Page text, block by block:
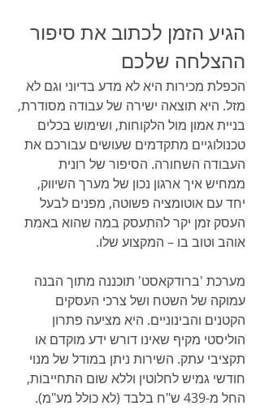
הגיע הזמן לכתוב את סיפור
ההצלחה שלכם
הכפלת מכירות היא לא מדע בדיוני וגם לא
מזל. היא תוצאה ישירה של עבודה מסודרת,
בניית אמון מול הלקוחות, ושימוש בכלים
טכנולוגיים מתקדמים שעושים עבורכם את
העבודה השחורה. הסיפור של רונית
ממחיש איך ארגון נכון של מערך השיווק,
יחד עם אוטומציה פשוטה, מפנים לבעל
העסק זמן יקר להתעסק במה שהוא באמת
אוהב וטוב בו – המקצוע שלו.
מערכת 'ברודקאסט' תוכננה מתוך הבנה
עמוקה של השטח ושל צרכי העסקים
הקטנים והבינוניים. היא מציעה פתרון
הוליסטי מקיף שאינו דורש ידע מוקדם או
תקציבי עתק. השירות ניתן במודל של מנוי
חודשי גמיש לחלוטין וללא שום התחייבות,
החל מ-439 ש"ח בלבד (לא כולל מע"מ).